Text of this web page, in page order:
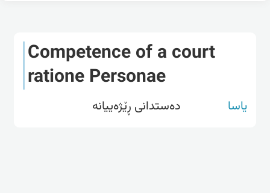
Competence of a court
ratione Personae
یاسا دەستدانی ڕێژەییانە